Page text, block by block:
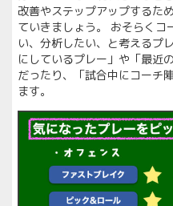
改善やステップアップするた
ていきましょう。 おそらくコ
い、分析したい、と考えるプ
にしているプレー」や「最近
だったり、「試合中にコーチ
ます。